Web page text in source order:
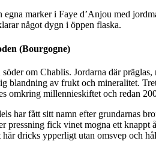
marker i Faye d’Anjou med
något dygn i öppen flaska.
(Bourgogne)
om Chablis. Jordarna där
blandning av frukt och mineralitet.
omkring millennieskiftet och redan
har fått sitt namn efter grundarnas
pressning fick vinet mogna ett
dricks ypperligt utan omsvep och